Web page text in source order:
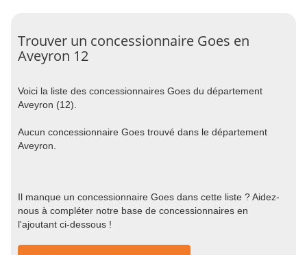
Trouver un concessionnaire Goes en
Aveyron 12
Voici la liste des concessionnaires Goes du département
Aveyron (12).
Aucun concessionnaire Goes trouvé dans le département
Aveyron.
Il manque un concessionnaire Goes dans cette liste ? Aidez-
nous à compléter notre base de concessionnaires en
l'ajoutant ci-dessous !